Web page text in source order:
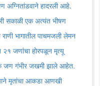
अग्नितांडवाने हादरली आहे.
सकाळी एक अत्यंत भीषण
भागातील पाचमजली लेमन
२१ जणांचा होरपळून मृत्यू
जण गंभीर जखमी झाले आहेत.
मृतांचा आकडा आणखी